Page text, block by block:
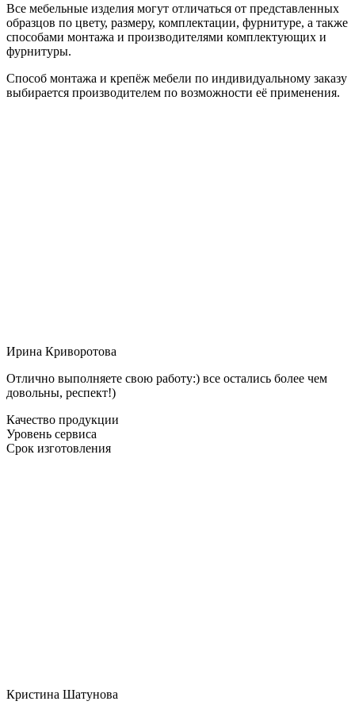
Все мебельные изделия могут отличаться от представленных
образцов по цвету, размеру, комплектации, фурнитуре, а также
способами монтажа и производителями комплектующих и
фурнитуры.
Способ монтажа и крепёж мебели по индивидуальному заказу
выбирается производителем по возможности её применения.
Ирина Криворотова
Отлично выполняете свою работу:) все остались более чем
довольны, респект!)
Качество продукции
Уровень сервиса
Срок изготовления
Кристина Шатунова